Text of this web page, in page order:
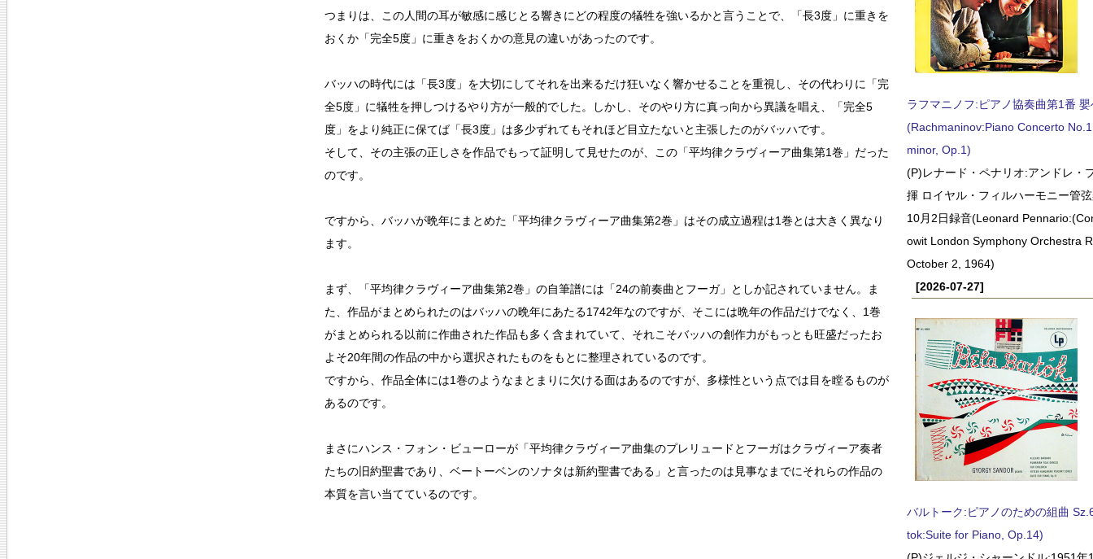
つまりは、この人間の耳が敏感に感じとる響きにどの程度の犠牲を強いるかと言うことで、「長3度」に重きを
おくか「完全5度」に重きをおくかの意見の違いがあったのです。
バッハの時代には「長3度」を大切にしてそれを出来るだけ狂いなく響かせることを重視し、その代わりに「完
全5度」に犠牲を押しつけるやり方が一般的でした。しかし、そのやり方に真っ向から異議を唱え、「完全5
度」をより純正に保てば「長3度」は多少ずれてもそれほど目立たないと主張したのがバッハです。
そして、その主張の正しさを作品でもって証明して見せたのが、この「平均律クラヴィーア曲集第1巻」だった
のです。
ですから、バッハが晩年にまとめた「平均律クラヴィーア曲集第2巻」はその成立過程は1巻とは大きく異なり
ます。
まず、「平均律クラヴィーア曲集第2巻」の自筆譜には「24の前奏曲とフーガ」としか記されていません。ま
た、作品がまとめられたのはバッハの晩年にあたる1742年なのですが、そこには晩年の作品だけでなく、1巻
がまとめられる以前に作曲された作品も多く含まれていて、それこそバッハの創作力がもっとも旺盛だったお
よそ20年間の作品の中から選択されたものをもとに整理されているのです。
ですから、作品全体には1巻のようなまとまりに欠ける面はあるのですが、多様性という点では目を瞠るものが
あるのです。
まさにハンス・フォン・ビューローが「平均律クラヴィーア曲集のプレリュードとフーガはクラヴィーア奏者
たちの旧約聖書であり、ベートーベンのソナタは新約聖書である」と言ったのは見事なまでにそれらの作品の
本質を言い当てているのです。
ラフマニノフ:ピアノ協奏曲第1番
(Rachmaninov:Piano Concerto
minor, Op.1)
(P)レナード・ペナリオ:アンドレ・
揮 ロイヤル・フィルハーモニー管
10月2日録音(Leonard
owit London Symphony Orchestra
October 2, 1964)
[2026-07-27]
バルトーク:ピアノのための組曲
tok:Suite for Piano, Op.14)